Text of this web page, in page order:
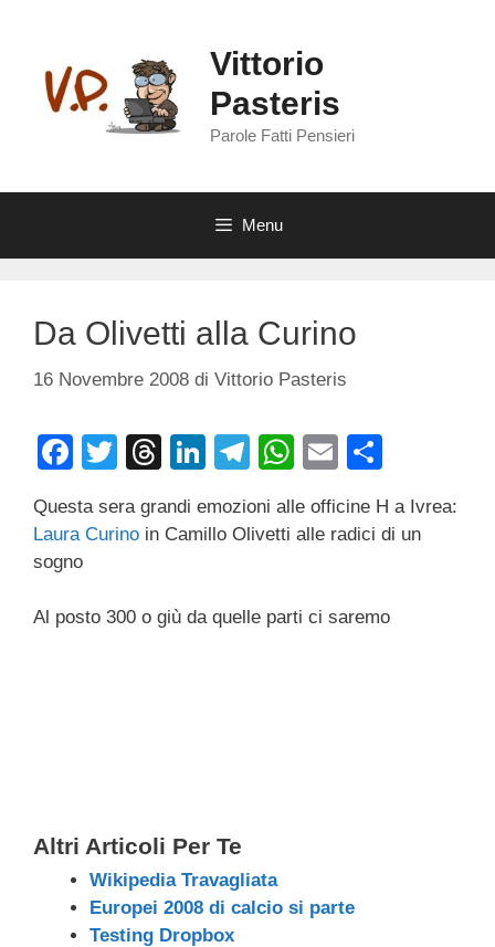
contenuto
Vittorio
Pasteris
Parole Fatti Pensieri
Menu
Da Olivetti alla Curino
16 Novembre 2008 di Vittorio Pasteris
F
c
e
o
T
tt
T
e
s
Li
k
n
T
e
m
W
at
p
E
ail n
di
Questa sera grandi emozioni alle officine H a Ivrea:
Laura Curino in Camillo Olivetti alle radici di un
sogno
Al posto 300 o giù da quelle parti ci saremo
Altri Articoli Per Te
Wikipedia Travagliata
Europei 2008 di calcio si parte
Testing Dropbox